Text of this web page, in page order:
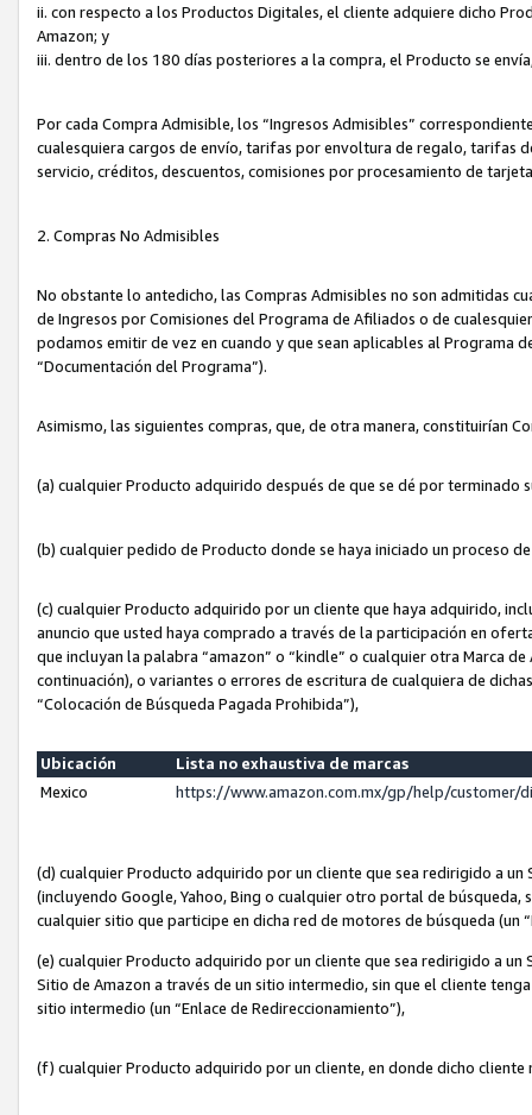
ii. con respecto a los Productos Digitales, el cliente adquiere dicho
Amazon; y
iii. dentro de los 180 días posteriores a la compra, el Producto se
Por cada Compra Admisible, los “Ingresos Admisibles”
cualesquiera cargos de envío, tarifas por envoltura de regalo, tarifas
servicio, créditos, descuentos, comisiones por procesamiento de
2. Compras No Admisibles
No obstante lo antedicho, las Compras Admisibles no son admitidas
de Ingresos por Comisiones del Programa de Afiliados o de
podamos emitir de vez en cuando y que sean aplicables al Programa
“Documentación del Programa”).
Asimismo, las siguientes compras, que, de otra manera, constituirían
(a) cualquier Producto adquirido después de que se dé por terminado
(b) cualquier pedido de Producto donde se haya iniciado un proceso
(c) cualquier Producto adquirido por un cliente que haya adquirido,
anuncio que usted haya comprado a través de la participación en
que incluyan la palabra “amazon” o “kindle” o cualquier otra Marca
continuación), o variantes o errores de escritura de cualquiera de
“Colocación de Búsqueda Pagada Prohibida”),
Ubicación
Lista no exhaustiva de marcas
Mexico
https://www.amazon.com.mx/gp/help/customer/
(d) cualquier Producto adquirido por un cliente que sea redirigido a
(incluyendo Google, Yahoo, Bing o cualquier otro portal de
cualquier sitio que participe en dicha red de motores de búsqueda (un
(e) cualquier Producto adquirido por un cliente que sea redirigido a un
Sitio de Amazon a través de un sitio intermedio, sin que el cliente
sitio intermedio (un “Enlace de Redireccionamiento”),
(f) cualquier Producto adquirido por un cliente, en donde dicho